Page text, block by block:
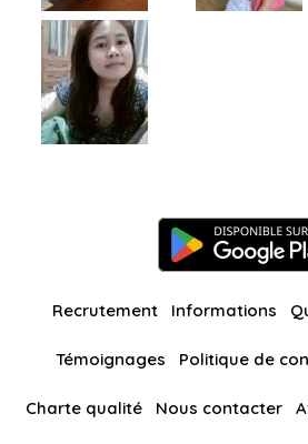
Recrutement Informations
Témoignages Politique de
Charte qualité Nous contacter